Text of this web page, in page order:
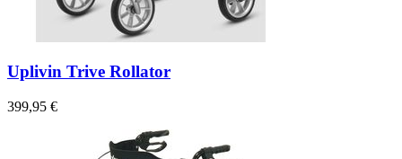
Uplivin Trive Rollator
399,95 €